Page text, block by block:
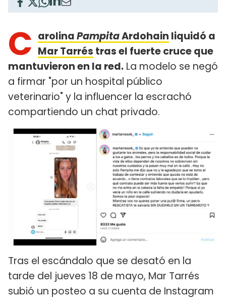
C arolinaPampitaArdohain liquidó a
Mar Tarrés tras el fuerte cruce que
mantuvieron en la red. La modelo se negó
a firmar "por un hospital público
veterinario" y la influencer la escrachó
compartiendo un chat privado.
Tras el escándalo que se desató en la
tarde del jueves 18 de mayo, Mar Tarrés
subió un posteo a su cuenta de Instagram